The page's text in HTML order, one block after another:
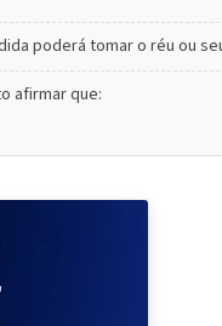
poderá tomar o réu ou
afirmar que: